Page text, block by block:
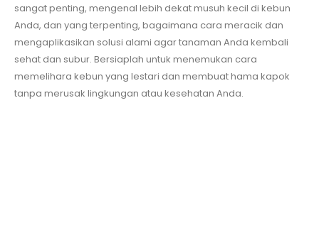
sangat penting, mengenal lebih dekat musuh kecil di kebun
Anda, dan yang terpenting, bagaimana cara meracik dan
mengaplikasikan solusi alami agar tanaman Anda kembali
sehat dan subur. Bersiaplah untuk menemukan cara
memelihara kebun yang lestari dan membuat hama kapok
tanpa merusak lingkungan atau kesehatan Anda.